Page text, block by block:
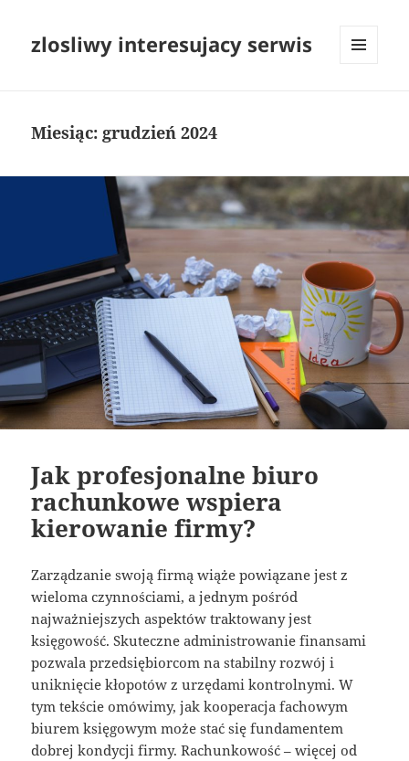
zlosliwy interesujacy serwis
Miesiąc: grudzień 2024
Jak profesjonalne biuro
rachunkowe wspiera
kierowanie firmy?
Zarządzanie swoją firmą wiąże powiązane jest z
wieloma czynnościami, a jednym pośród
najważniejszych aspektów traktowany jest
księgowość. Skuteczne administrowanie finansami
pozwala przedsiębiorcom na stabilny rozwój i
uniknięcie kłopotów z urzędami kontrolnymi. W
tym tekście omówimy, jak kooperacja fachowym
biurem księgowym może stać się fundamentem
dobrej kondycji firmy. Rachunkowość – więcej od